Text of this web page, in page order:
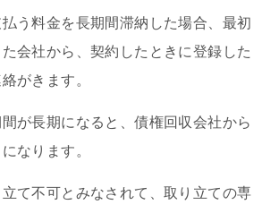
う料金を長期間滞納した場合、最初
会社から、契約したときに登録した
がきます。
が長期になると、債権回収会社から
なります。
て不可とみなされて、取り立ての専